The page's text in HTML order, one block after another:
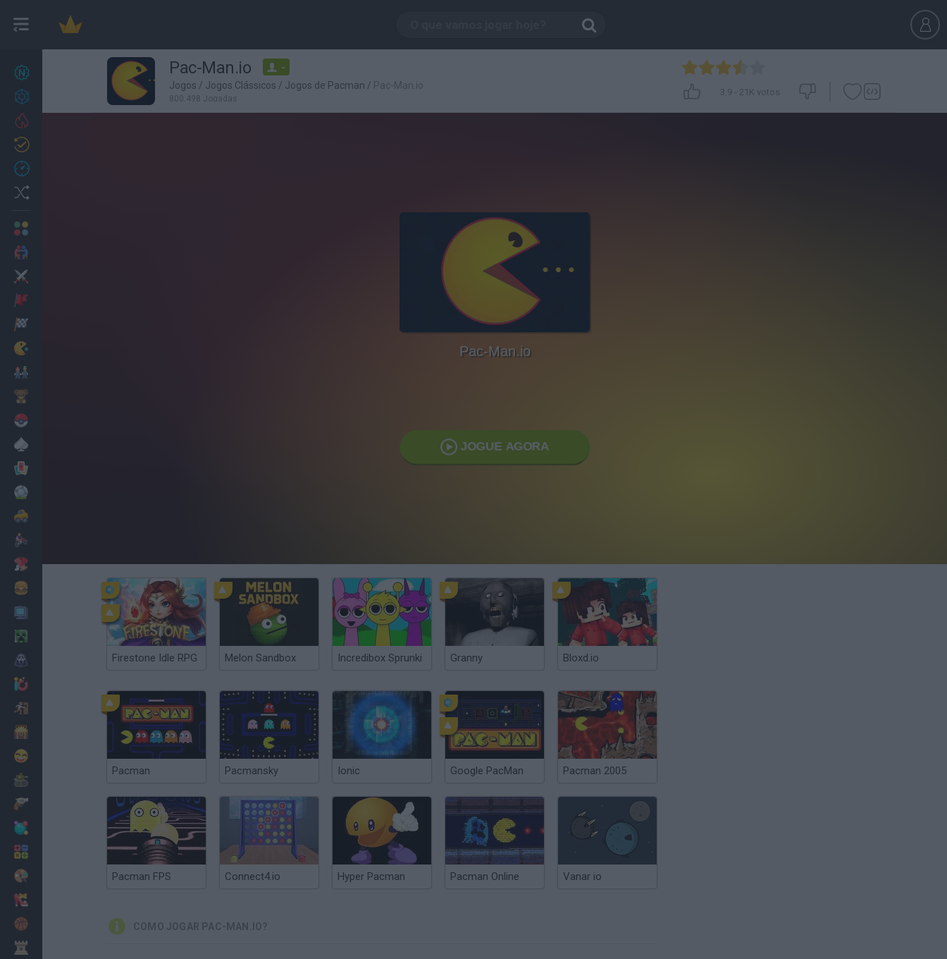
Vestir
Pac-Man.io -
Jogos / Jogos Clássicos / Jogos de Pacman / Pac-Man.io
800,498 Jogadas
3.9- 21K votos
Pac-Man.io
JOGUE AGORA
Firestone Idle RPG Melon Sandbox Incredibox Sprunki Granny Bloxd.io
Pacman Pacmansky Ionic Google PacMan Pacman 2005
Pacman FPS Connect4.io Hyper Pacman Pacman Online Vanar io
COMO JOGAR PAC-MAN.IO?